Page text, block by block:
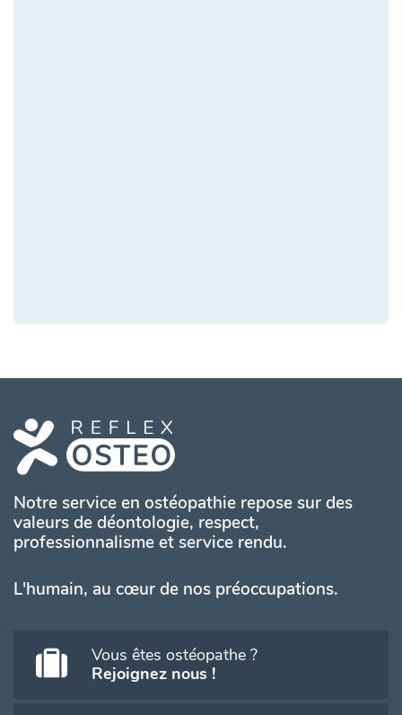
Notre service en ostéopathie repose sur des
valeurs de déontologie, respect,
professionnalisme et service rendu.
L'humain, au cœur de nos préoccupations.
Vous êtes ostéopathe ?
Rejoignez nous !